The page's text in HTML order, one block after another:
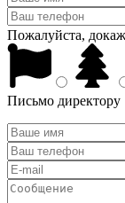
Пожалуйста,
Письмо директору